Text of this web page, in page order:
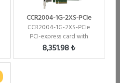
CCR2004-1G-2XS-PCIe
CCR2004-1G-2XS-PCIe
PCI-express card with
RouterOS L6 Firewall / ...
8,351.98 ₺